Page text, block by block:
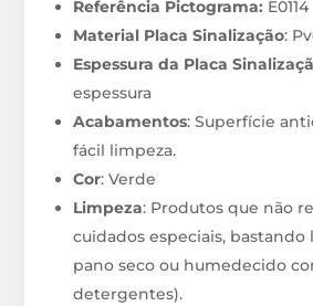
Referência Pictograma: E0114
Material Placa Sinalização:
Espessura da Placa
espessura
Acabamentos: Superfície
fácil limpeza.
Cor: Verde
Limpeza: Produtos que não
cuidados especiais,
pano seco ou humedecido
detergentes).